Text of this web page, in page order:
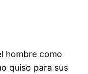
hombre como
quiso para sus